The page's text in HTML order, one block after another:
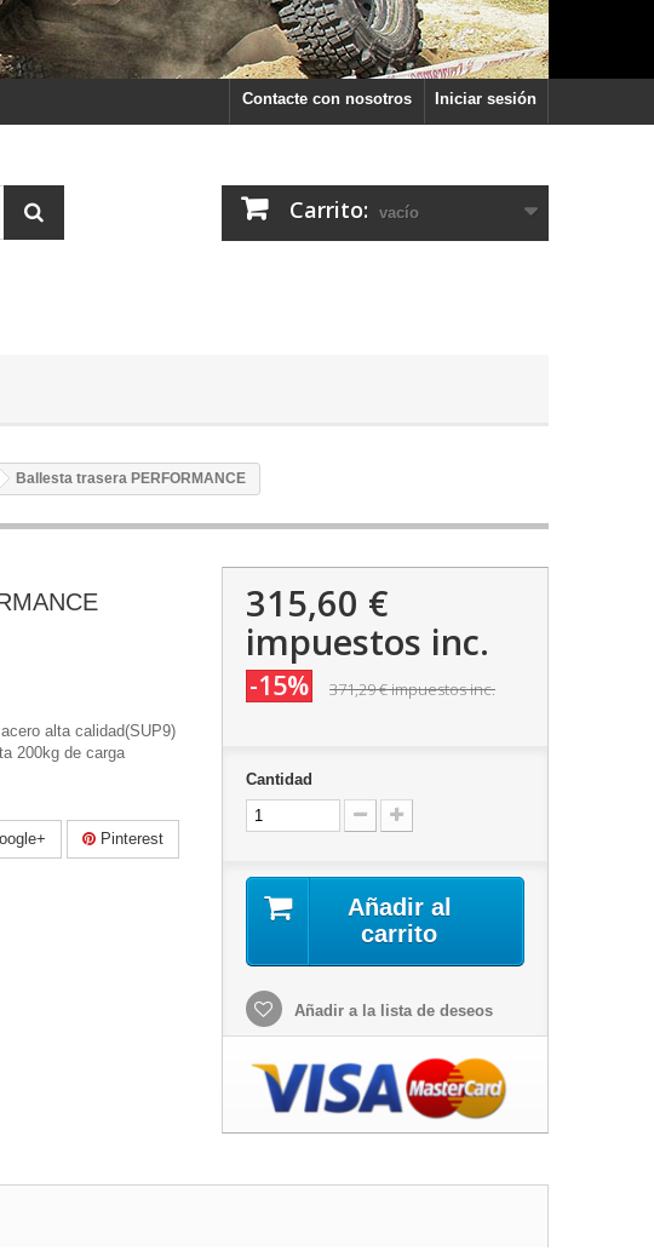
Iniciar sesión
Contacte con nosotros
Carrito: vacío
Ballesta trasera PERFORMANCE
alta calidad(SUP9)
200kg de carga
Pinterest
315,60 €
impuestos inc.
-15% 371,29 €impuestos inc.
Cantidad
Añadir al
carrito
Añadir a la lista de deseos